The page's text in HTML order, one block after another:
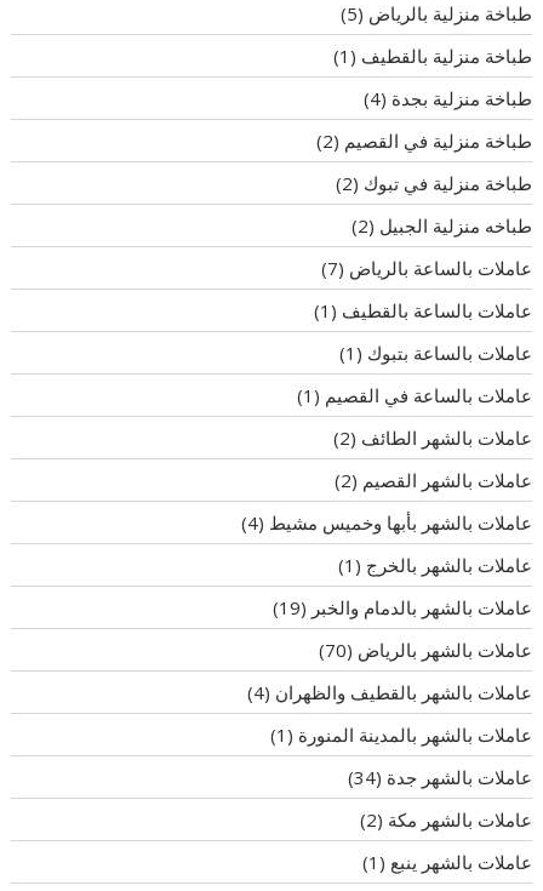
طباخة منزلية بالرياض (5)
طباخة منزلية بالقطيف (1)
طباخة منزلية بجدة (4)
طباخة منزلية في القصيم (2)
طباخة منزلية في تبوك (2)
طباخه منزلية الجبيل (2)
عاملات بالساعة بالرياض (7)
عاملات بالساعة بالقطيف (1)
عاملات بالساعة بتبوك (1)
عاملات بالساعة في القصيم (1)
عاملات بالشهر الطائف (2)
عاملات بالشهر القصيم (2)
عاملات بالشهر بأبها وخميس مشيط (4)
عاملات بالشهر بالخرج (1)
عاملات بالشهر بالدمام والخبر (19)
عاملات بالشهر بالرياض (70)
عاملات بالشهر بالقطيف والظهران (4)
عاملات بالشهر بالمدينة المنورة (1)
عاملات بالشهر جدة (34)
عاملات بالشهر مكة (2)
عاملات بالشهر ينبع (1)